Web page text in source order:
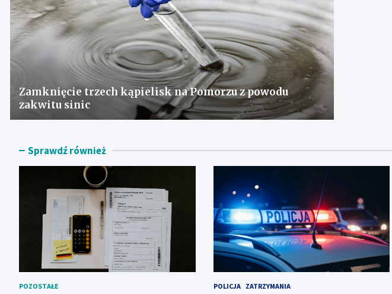
Zamknięcie trzech kąpielisk na Pomorzu z powodu
zakwitu sinic
Sprawdź również
POZOSTAŁE POLICJA ZATRZYMANIA